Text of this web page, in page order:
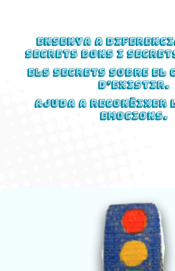
Ensenya a
secrets bons i
Els secrets sobre el
d’existir.
Ajuda a reconèixer
emocions.